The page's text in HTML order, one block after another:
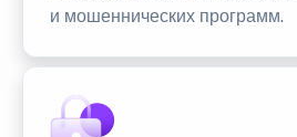
и мошеннических программ.